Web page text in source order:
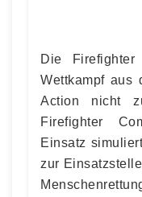
Die
Wettkampf aus
Action nicht
Firefighter
Einsatz
zur